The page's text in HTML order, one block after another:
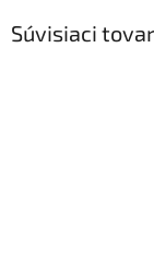
Súvisiaci tovar